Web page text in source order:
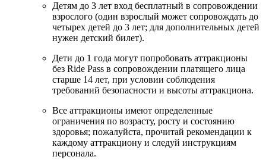
Детям до 3 лет вход бесплатный в сопровождении
взрослого (один взрослый может сопровождать до
четырех детей до 3 лет; для дополнительных детей
нужен детский билет).
Дети до 1 года могут попробовать аттракционы
без Ride Pass в сопровождении платящего лица
старше 14 лет, при условии соблюдения
требований безопасности и высоты аттракциона.
Все аттракционы имеют определенные
ограничения по возрасту, росту и состоянию
здоровья; пожалуйста, прочитай рекомендации к
каждому аттракциону и следуй инструкциям
персонала.